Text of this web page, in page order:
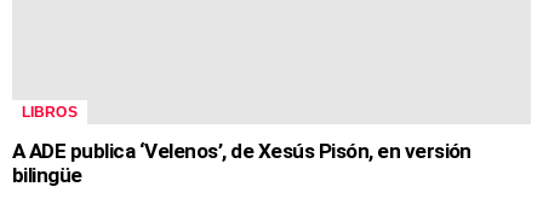
LIBROS
A ADE publica ‘Velenos’, de Xesús Pisón, en versión
bilingüe